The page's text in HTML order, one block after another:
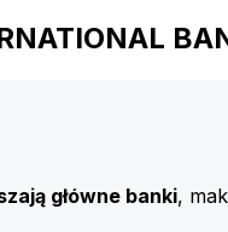
główne banki,